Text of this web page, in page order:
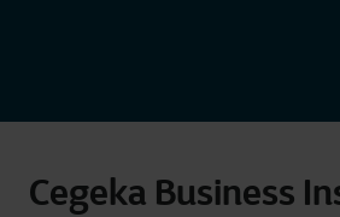
Cegeka Business